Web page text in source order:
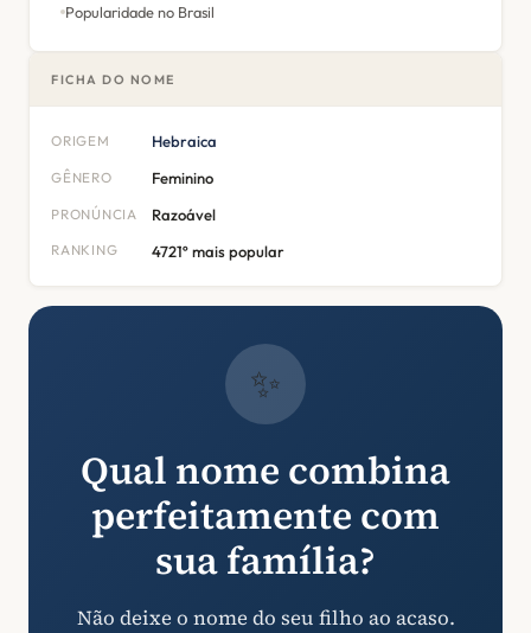
Popularidade no Brasil
FICHA DO NOME
ORIGEM Hebraica
GÊNERO Feminino
PRONÚNCIA Razoável
RANKING 4721º mais popular
✨
Qual nome combina
perfeitamente com
sua família?
Não deixe o nome do seu filho ao acaso.